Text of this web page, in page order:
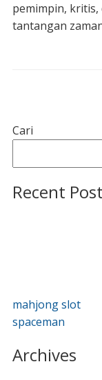
Cari
Recent
mahjong slot
spaceman
pemimpin,
tantangan
Archives